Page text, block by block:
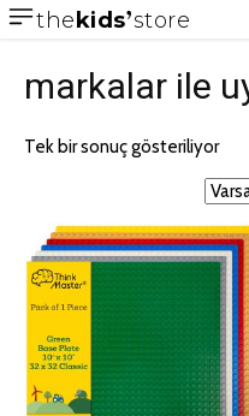
thekids store
markalar ile
Tek bir sonuç gösteriliyor